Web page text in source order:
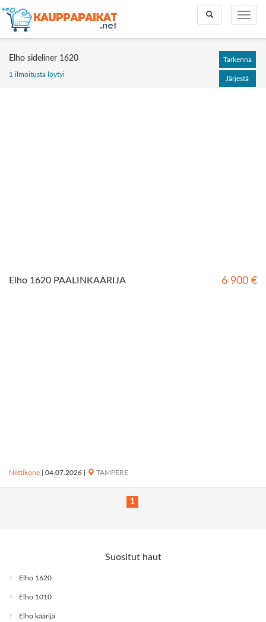
Toggle
Toggle
search
Elho sideliner 1620
1 ilmoitusta löytyi
Tarkenna
Järjestä
Elho 1620 PAALINKÄÄRIJÄ 6 900 €
Nettikone 04.07.2026 TAMPERE
1
Suositut haut
Elho 1620
Elho 1010
Elho käärijä